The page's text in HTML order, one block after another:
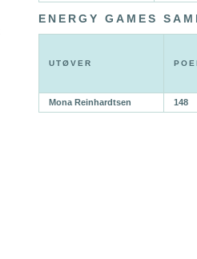
ENERGY GAMES
UTØVER
Mona Reinhardtsen 148